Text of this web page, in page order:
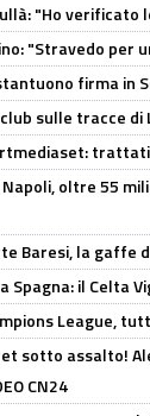
"Ho verificato
"Stravedo per
firma in
sulle tracce di
Napoli, oltre 55
Baresi, la gaffe
Spagna: il Celta
League,
sotto assalto!
CN24